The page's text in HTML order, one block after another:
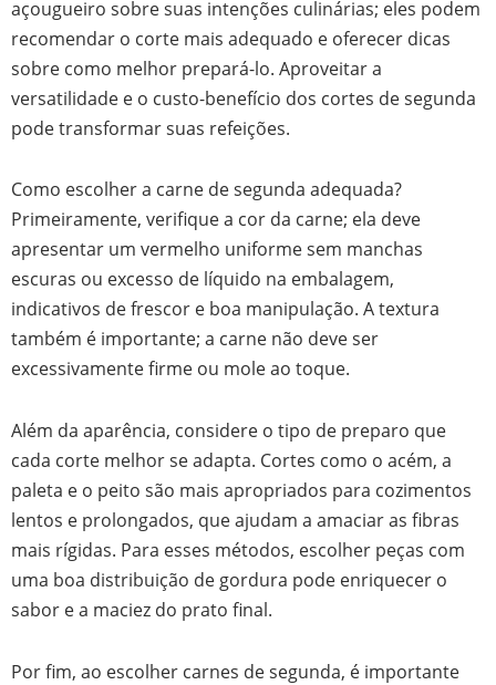
açougueiro sobre suas intenções culinárias; eles podem
recomendar o corte mais adequado e oferecer dicas
sobre como melhor prepará-lo. Aproveitar a
versatilidade e o custo-benefício dos cortes de segunda
pode transformar suas refeições.
Como escolher a carne de segunda adequada?
Primeiramente, verifique a cor da carne; ela deve
apresentar um vermelho uniforme sem manchas
escuras ou excesso de líquido na embalagem,
indicativos de frescor e boa manipulação. A textura
também é importante; a carne não deve ser
excessivamente firme ou mole ao toque.
Além da aparência, considere o tipo de preparo que
cada corte melhor se adapta. Cortes como o acém, a
paleta e o peito são mais apropriados para cozimentos
lentos e prolongados, que ajudam a amaciar as fibras
mais rígidas. Para esses métodos, escolher peças com
uma boa distribuição de gordura pode enriquecer o
sabor e a maciez do prato final.
Por fim, ao escolher carnes de segunda, é importante